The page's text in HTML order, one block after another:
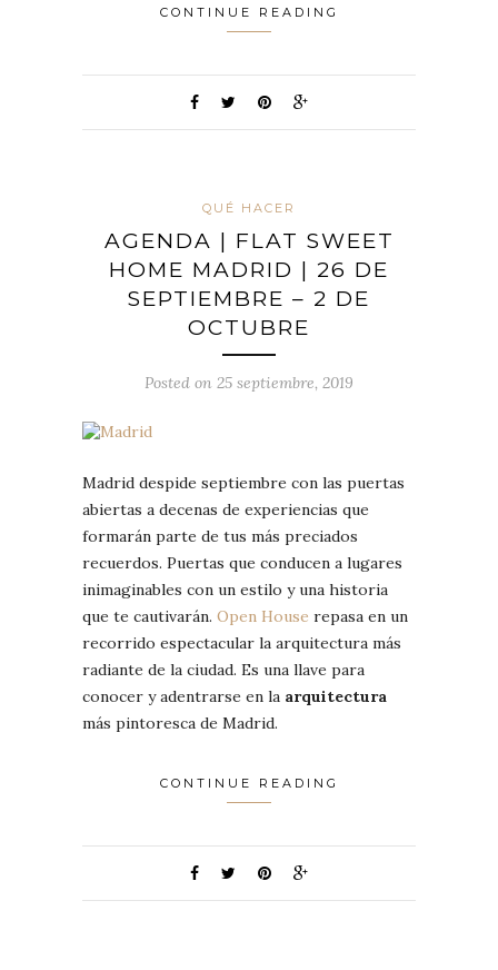
CONTINUE READING
QUÉ HACER
AGENDA | FLAT SWEET
HOME MADRID | 26 DE
SEPTIEMBRE – 2 DE
OCTUBRE
Posted on 25 septiembre, 2019
Madrid despide septiembre con las puertas
abiertas a decenas de experiencias que
formarán parte de tus más preciados
recuerdos. Puertas que conducen a lugares
inimaginables con un estilo y una historia
que te cautivarán. Open House repasa en un
recorrido espectacular la arquitectura más
radiante de la ciudad. Es una llave para
conocer y adentrarse en la arquitectura
más pintoresca de Madrid.
CONTINUE READING